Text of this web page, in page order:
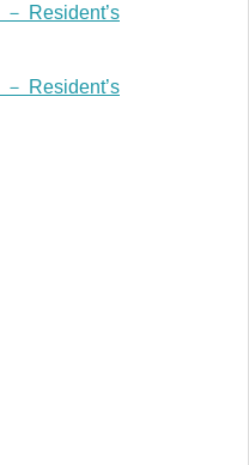
Resident’s
Resident’s